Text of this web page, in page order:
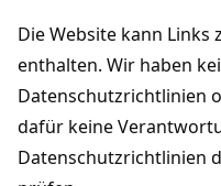
Die Website kann Links
enthalten. Wir haben
Datenschutzrichtlinien
dafür keine
Datenschutzrichtlinien